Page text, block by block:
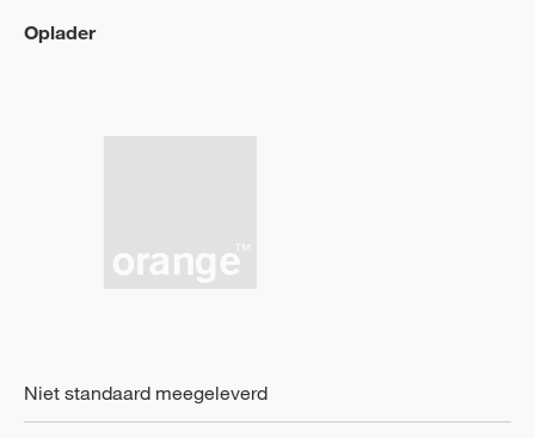
Oplader
Niet standaard meegeleverd